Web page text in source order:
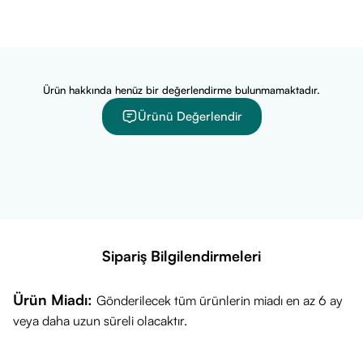
Öne Çıkan Özellikleri
VitaminBox müşterilerinin Ocean Plus'ı "Favori Balık Yağı"
olarak seçmesinin nedenleri:
Trigliserid Form:Doğal balık yağı yapısına en yakın form
Temiz İçerik:Gluten, şeker, renklendirici ve koruyucu
içermez.
Ürün hakkında henüz bir değerlendirme bulunmamaktadır.
Ürünü Değerlendir
Sipariş Bilgilendirmeleri
Ürün Miadı: Gönderilecek tüm ürünlerin miadı en az 6 ay
veya daha uzun süreli olacaktır.